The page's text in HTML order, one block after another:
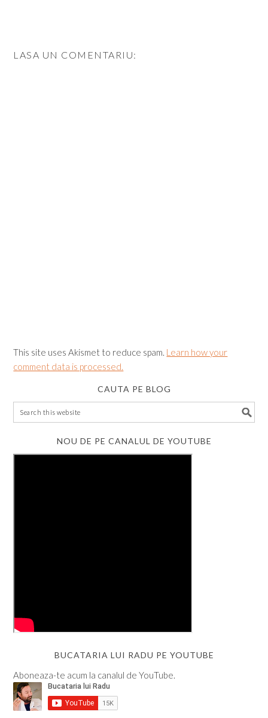
LASA UN COMENTARIU:
This site uses Akismet to reduce spam. Learn how your
comment data is processed.
CAUTA PE BLOG
NOU DE PE CANALUL DE YOUTUBE
BUCATARIA LUI RADU PE YOUTUBE
Aboneaza-te acum la canalul de YouTube.